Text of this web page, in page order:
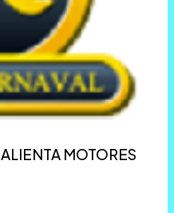
MOTORES